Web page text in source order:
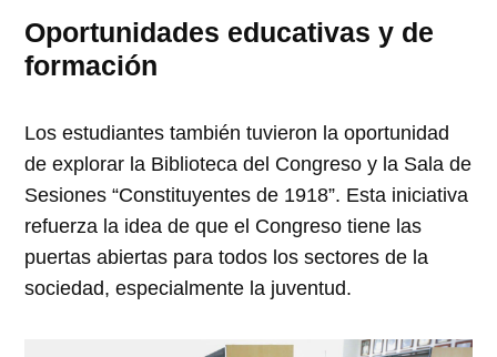
Oportunidades educativas y de
formación
Los estudiantes también tuvieron la oportunidad
de explorar la Biblioteca del Congreso y la Sala de
Sesiones “Constituyentes de 1918”. Esta iniciativa
refuerza la idea de que el Congreso tiene las
puertas abiertas para todos los sectores de la
sociedad, especialmente la juventud.